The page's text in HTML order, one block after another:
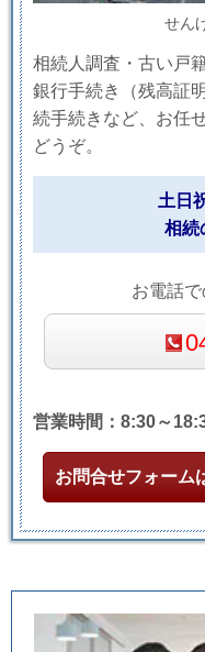
せん
相続人調査・古い戸
銀行手続き（残高証
続手続きなど、お任
どうぞ。
土日
相続
お電話
営業時間：8:30～
お問合せフォーム